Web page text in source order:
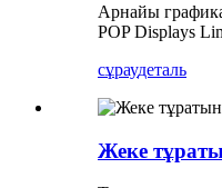
Арнайы
POP Displays
сұраудеталь
Жеке